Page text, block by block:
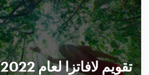
تقويم لافاتزا لعام 2022